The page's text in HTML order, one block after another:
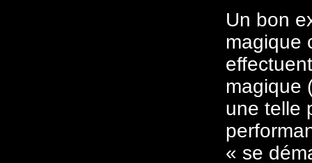
Un bon
magique
magique
une telle
« se